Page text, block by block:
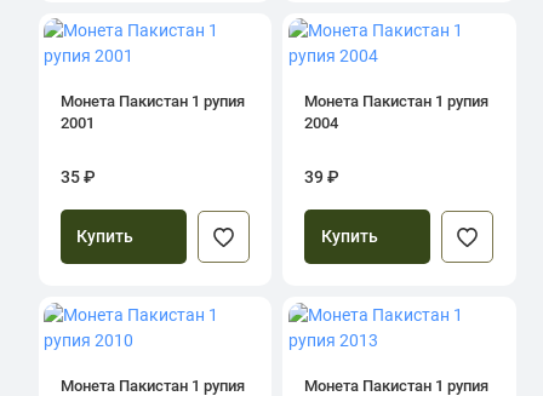
Монета Пакистан 1 рупия
2001
35 ₽
Купить
Монета Пакистан 1 рупия
2004
39 ₽
Купить
Монета Пакистан 1 рупия
Монета Пакистан 1 рупия